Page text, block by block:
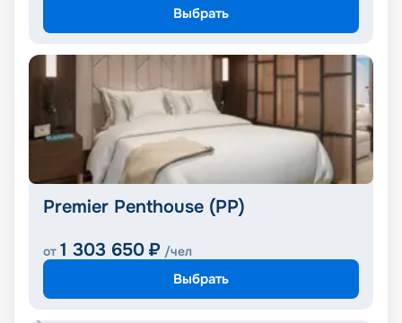
Выбрать
Premier Penthouse (PP)
от 1 303 650 ₽ /чел
Выбрать